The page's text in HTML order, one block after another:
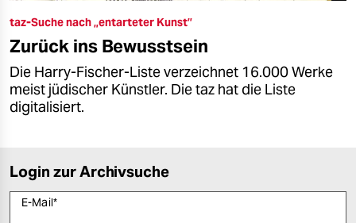
taz-Suche nach „entarteter Kunst”
Zurück ins Bewusstsein
Die Harry-Fischer-Liste verzeichnet 16.000 Werke
meist jüdischer Künstler. Die taz hat die Liste
digitalisiert.
Login zur Archivsuche
E-Mail*